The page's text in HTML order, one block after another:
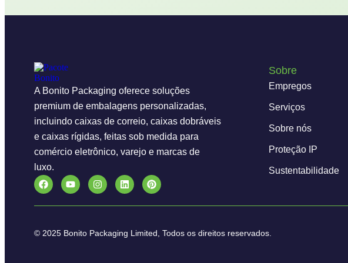
A Bonito Packaging oferece soluções
premium de embalagens personalizadas,
incluindo caixas de correio, caixas dobráveis
e caixas rígidas, feitas sob medida para
comércio eletrônico, varejo e marcas de
luxo.
Sobre
Empregos
Serviços
Sobre nós
Proteção IP
Sustentabilidade
© 2025 Bonito Packaging Limited, Todos os direitos reservados.